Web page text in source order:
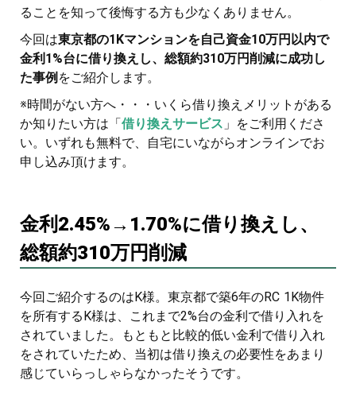
ることを知って後悔する方も少なくありません。
今回は東京都の1Kマンションを自己資金10万円以内で
金利1%台に借り換えし、総額約310万円削減に成功し
た事例 をご紹介します。
※時間がない方へ・・・いくら借り換えメリットがある
か知りたい方は「借り換えサービス 」をご利用くださ
い。いずれも無料で、自宅にいながらオンラインでお
申し込み頂けます。
金利2.45%→1.70%に借り換えし、
総額約310万円削減
今回ご紹介するのはK様。東京都で築6年のRC 1K物件
を所有するK様は、これまで2%台の金利で借り入れを
されていました。もともと比較的低い金利で借り入れ
をされていたため、当初は借り換えの必要性をあまり
感じていらっしゃらなかったそうです。